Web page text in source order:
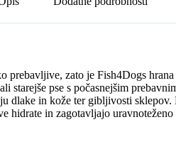
prebavljive, zato je Fish4Dogs
starejše pse s počasnejšim
dlake in kože ter gibljivosti
hidrate in zagotavljajo